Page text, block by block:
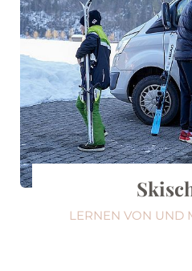
LERNEN VON UND